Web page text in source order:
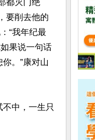
都灭门绝
要削去他的
“我年纪最
果说一句话
。”康对山
中，一生只